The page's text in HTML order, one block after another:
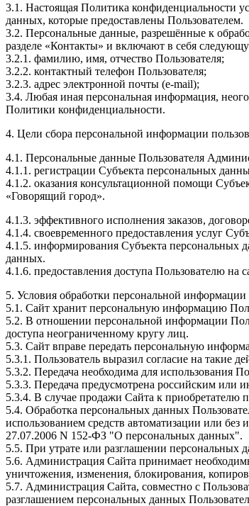
3.1. Настоящая Политика конфиденциальности
данных, которые предоставлены Пользователем.
3.2. Персональные данные, разрешённые к
разделе «Контакты» и включают в себя
3.2.1. фамилию, имя, отчество Пользователя;
3.2.2. контактный телефон Пользователя;
3.2.3. адрес электронной почты (e-mail);
3.4. Любая иная персональная информация,
Политики конфиденциальности.
4. Цели сбора персональной информации
4.1. Персональные данные Пользователя
4.1.1. регистрации Субъекта персональных
4.1.2. оказания консультационной помощи
«Говорящий город».
4.1.3. эффективного исполнения заказов,
4.1.4. своевременного предоставления услуг
4.1.5. информирования Субъекта персональных
данных.
4.1.6. предоставления доступа Пользователю
5. Условия обработки персональной информации
5.1. Сайт хранит персональную информацию
5.2. В отношении персональной информации
доступа неограниченному кругу лиц.
5.3. Сайт вправе передать персональную
5.3.1. Пользователь выразил согласие на такие
5.3.2. Передача необходима для использования
5.3.3. Передача предусмотрена российским или
5.3.4. В случае продажи Сайта к приобретателю
5.4. Обработка персональных данных
использованием средств автоматизации или
27.07.2006 N 152-ФЗ "О персональных данных".
5.5. При утрате или разглашении персональных
5.6. Администрация Сайта принимает
уничтожения, изменения, блокирования,
5.7. Администрация Сайта, совместно с
разглашением персональных данных